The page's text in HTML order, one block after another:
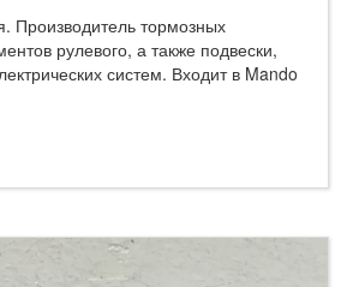
Производитель тормозных
рулевого, а также подвески,
систем. Входит в Mando